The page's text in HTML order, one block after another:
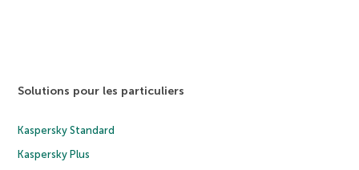
Solutions pour les particuliers
Kaspersky Standard
Kaspersky Plus